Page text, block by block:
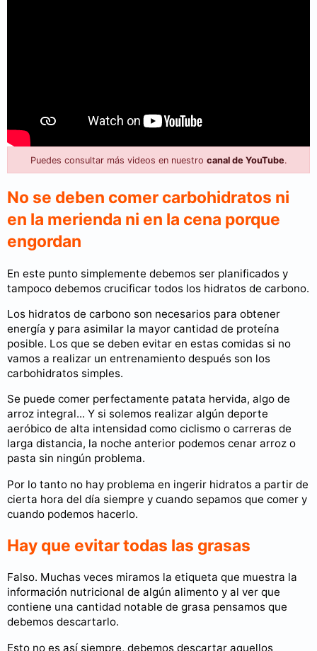
Puedes consultar más videos en nuestro canal de YouTube.
No se deben comer carbohidratos ni
en la merienda ni en la cena porque
engordan
En este punto simplemente debemos ser planificados y
tampoco debemos crucificar todos los hidratos de carbono.
Los hidratos de carbono son necesarios para obtener
energía y para asimilar la mayor cantidad de proteína
posible. Los que se deben evitar en estas comidas si no
vamos a realizar un entrenamiento después son los
carbohidratos simples.
Se puede comer perfectamente patata hervida, algo de
arroz integral... Y si solemos realizar algún deporte
aeróbico de alta intensidad como ciclismo o carreras de
larga distancia, la noche anterior podemos cenar arroz o
pasta sin ningún problema.
Por lo tanto no hay problema en ingerir hidratos a partir de
cierta hora del día siempre y cuando sepamos que comer y
cuando podemos hacerlo.
Hay que evitar todas las grasas
Falso. Muchas veces miramos la etiqueta que muestra la
información nutricional de algún alimento y al ver que
contiene una cantidad notable de grasa pensamos que
debemos descartarlo.
Esto no es así siempre, debemos descartar aquellos